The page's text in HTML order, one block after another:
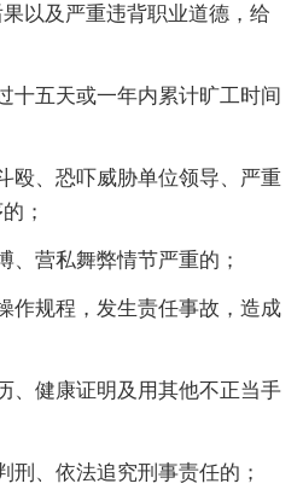
以及严重违背职业道德，给
五天或一年内累计旷工时间
、恐吓威胁单位领导、严重
；
营私舞弊情节严重的；
规程，发生责任事故，造成
健康证明及用其他不正当手
、依法追究刑事责任的；